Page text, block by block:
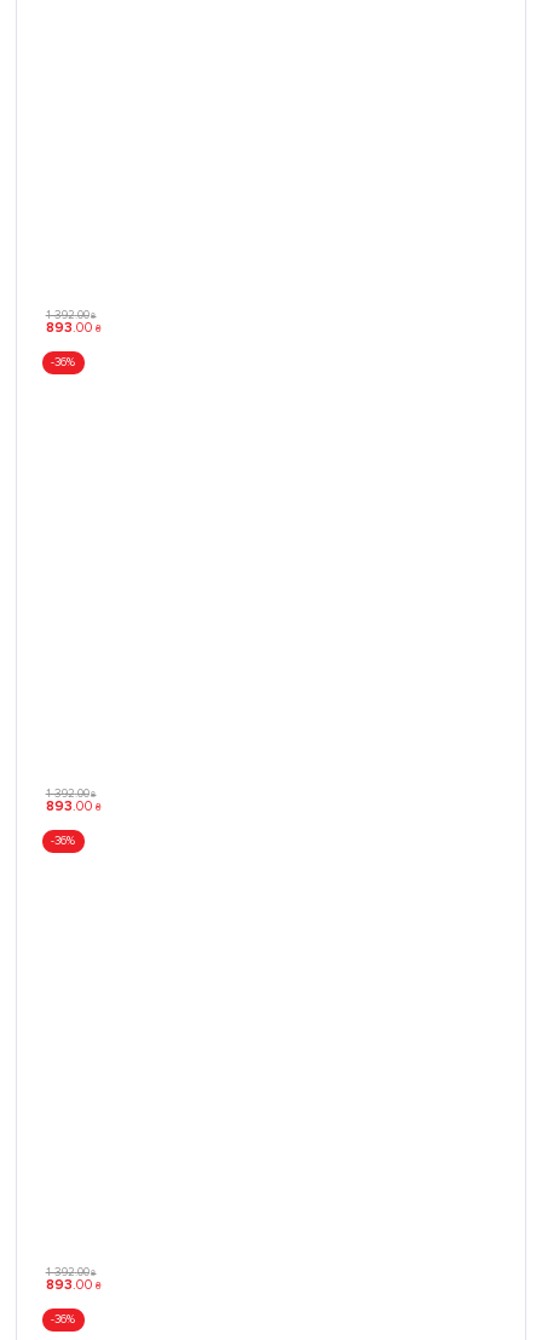
1 392.00 ₴
893.00 ₴
-36%
1 392.00 ₴
893.00 ₴
-36%
1 392.00 ₴
893.00 ₴
-36%